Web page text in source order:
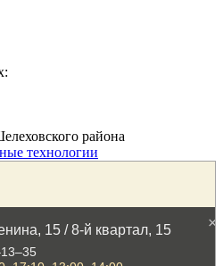
района
технологии